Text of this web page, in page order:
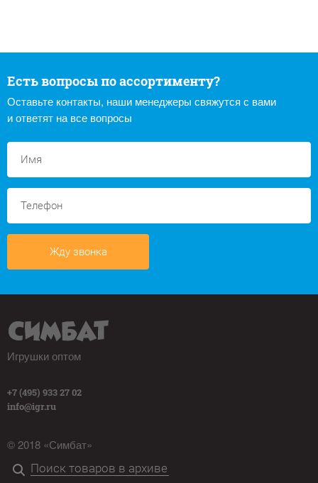
Есть вопросы по ассортименту?
Оставьте контакты, наши менеджеры свяжутся с вами
и ответят на все вопросы
Жду звонка
Игрушки оптом
+7 (495) 933 27 02
info@igr.ru
© 2018 «Симбат»